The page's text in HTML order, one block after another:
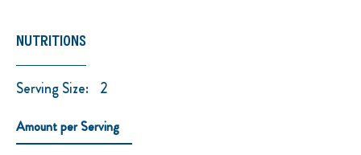
NUTRITIONS
Serving Size: 2
Amount per Serving